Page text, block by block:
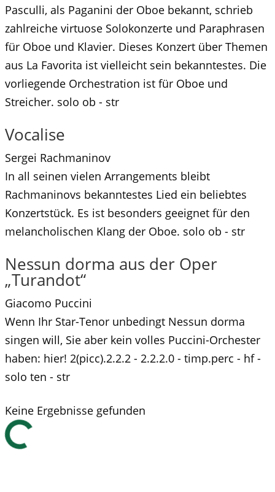
Pasculli, als Paganini der Oboe bekannt, schrieb
zahlreiche virtuose Solokonzerte und Paraphrasen
für Oboe und Klavier. Dieses Konzert über Themen
aus La Favorita ist vielleicht sein bekanntestes. Die
vorliegende Orchestration ist für Oboe und
Streicher. solo ob - str
Vocalise
Sergei Rachmaninov
In all seinen vielen Arrangements bleibt
Rachmaninovs bekanntestes Lied ein beliebtes
Konzertstück. Es ist besonders geeignet für den
melancholischen Klang der Oboe. solo ob - str
Nessun dorma aus der Oper
„Turandot“
Giacomo Puccini
Wenn Ihr Star-Tenor unbedingt Nessun dorma
singen will, Sie aber kein volles Puccini-Orchester
haben: hier! 2(picc).2.2.2 - 2.2.2.0 - timp.perc - hf -
solo ten - str
Keine Ergebnisse gefunden